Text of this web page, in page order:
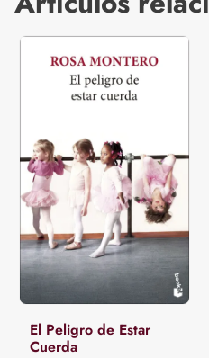
El Peligro de Estar
Cuerda